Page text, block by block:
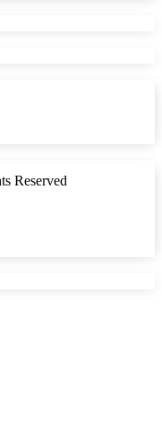
Reserved